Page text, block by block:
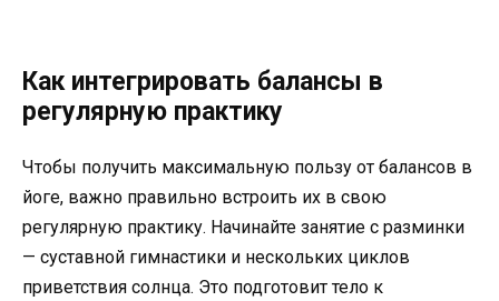
Как интегрировать балансы в
регулярную практику
Чтобы получить максимальную пользу от балансов в
йоге, важно правильно встроить их в свою
регулярную практику. Начинайте занятие с разминки
— суставной гимнастики и нескольких циклов
приветствия солнца. Это подготовит тело к